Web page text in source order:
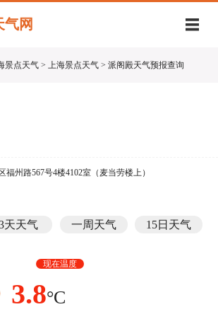
气网
景点天气 > 上海景点天气 > 派阁殿天气预报查询
州路567号4楼4102室（麦当劳楼上）
天天气 一周天气 15日天气
现在温度
3.8°C